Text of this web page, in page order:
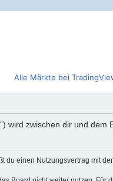
Alle Märkte bei
wird zwischen dir und
du einen Nutzungsvertrag mit